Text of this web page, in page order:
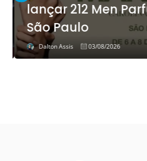
lançar 212 Men
São Paulo
Dalton Assis 03/08/2026